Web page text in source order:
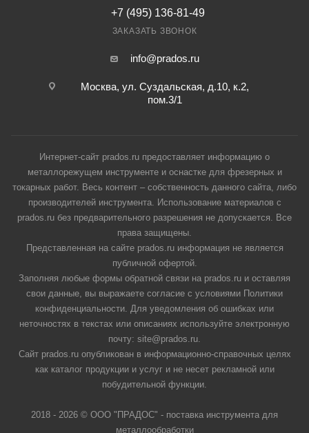
+7 (495) 136-81-49
ЗАКАЗАТЬ ЗВОНОК
info@prados.ru
Москва, ул. Суздальская, д.10, к.2,
пом.3/1
Интернет-сайт prados.ru предоставляет информацию о
металлорежущем инструменте и оснастке для фрезерных и
токарных работ. Весь контент – собственность данного сайта, либо
производителей инструмента. Использование материалов с
prados.ru без предварительного разрешения не допускается. Все
права защищены.
Представленная на сайте prados.ru информация не является
публичной офертой.
Заполняя любые формы обратной связи на prados.ru и оставляя
свои данные, вы выражаете согласие с условиями Политики
конфиденциальности. Для уведомления об ошибках или
неточностях в текстах или описаниях используйте электронную
почту: site@prados.ru.
Сайт prados.ru опубликован в информационно-справочных целях
как каталог продукции и услуг и не несет рекламной или
побудительной функции.
2018 - 2026 © ООО "ПРАДОС" - поставка инструмента для
металлообработки